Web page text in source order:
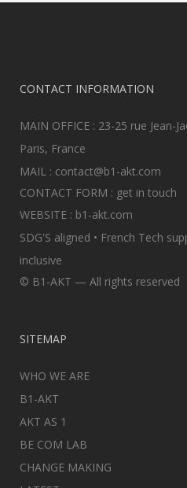
CONTACT INFORMATION
MAIN OFFICE : 23-25 rue Jean-
Paris, France
MAIL : contact@b1-akt.com
CONTACT FORM : get in touch
WEBSITE : b1-akt.com
SDG'S aligned • French Tech
inclusive
© B1-AKT — All rights reserved
SITEMAP
WHO WE ARE
B1-AKT
AKT AS 1
BE COM LAB
CHANGE MAKING